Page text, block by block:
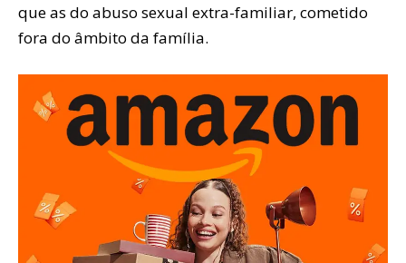
que as do abuso sexual extra-familiar, cometido
fora do âmbito da família.